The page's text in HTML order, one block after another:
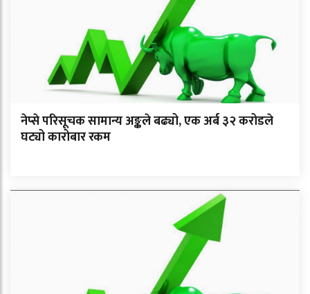
नेप्से परिसूचक सामान्य अङ्कले बढ्यो, एक अर्ब ३२ करोडले
घट्यो कारोबार रकम